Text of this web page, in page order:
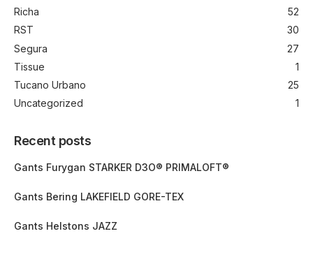
Richa
52
RST
30
Segura
27
Tissue
1
Tucano Urbano
25
Uncategorized
1
Recent posts
Gants Furygan STARKER D3O® PRIMALOFT®
Gants Bering LAKEFIELD GORE-TEX
Gants Helstons JAZZ